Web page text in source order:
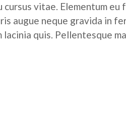
vitae. Elementum eu
augue neque gravida in
quis. Pellentesque